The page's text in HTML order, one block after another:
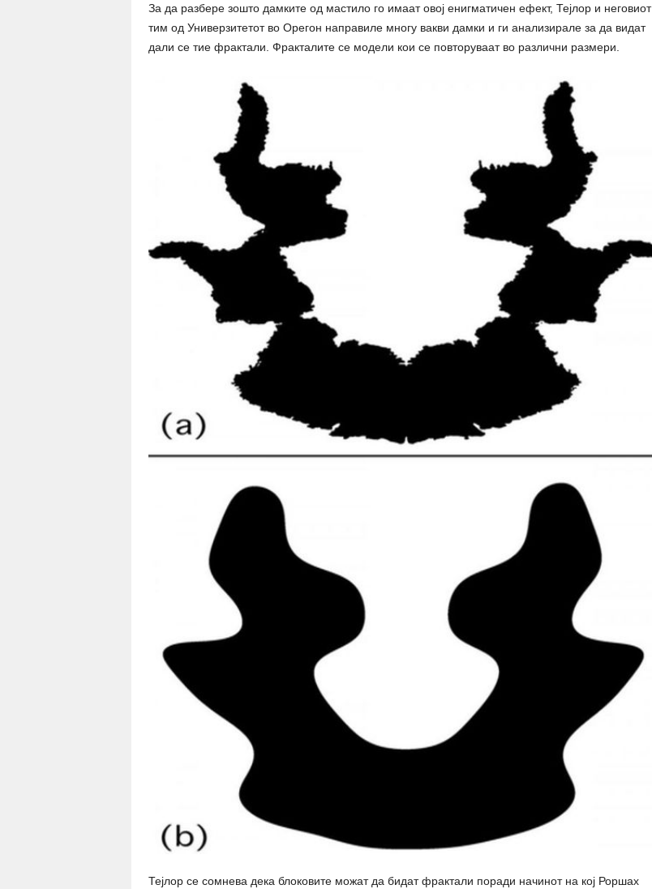
За да разбере зошто дамките од мастило го имаат овој енигматичен ефект, Тејлор и неговиот
тим од Универзитетот во Орегон направиле многу вакви дамки и ги анализирале за да видат
дали се тие фрактали. Фракталите се модели кои се повторуваат во различни размери.
Тејлор се сомнева дека блоковите можат да бидат фрактали поради начинот на кој Роршах